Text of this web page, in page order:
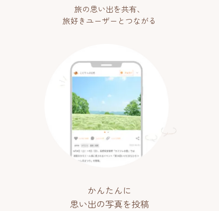
旅の思い出を共有、
旅好きユーザーとつながる
かんたんに
思い出の写真を投稿